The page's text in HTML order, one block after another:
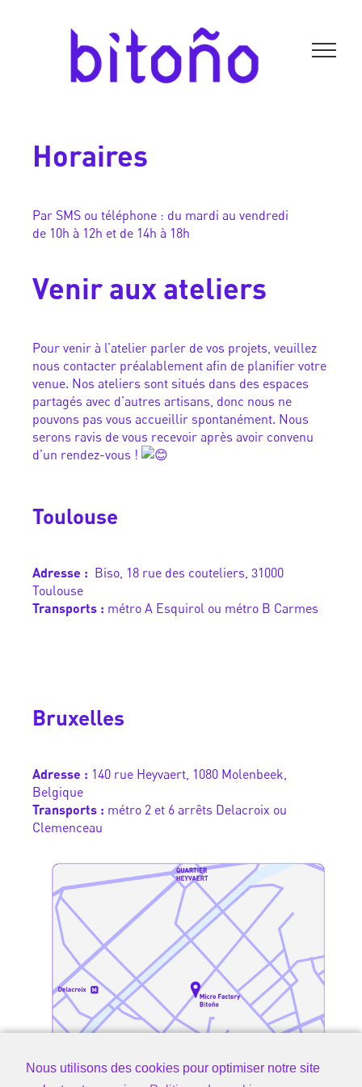
Nous utilisons des cookies pour optimiser notre site
Horaires
Par SMS ou téléphone : du mardi au vendredi
de 10h à 12h et de 14h à 18h
Venir aux ateliers
Pour venir à l’atelier parler de vos projets, veuillez
nous contacter préalablement afin de planifier votre
venue. Nos ateliers sont situés dans des espaces
partagés avec d’autres artisans, donc nous ne
pouvons pas vous accueillir spontanément. Nous
serons ravis de vous recevoir après avoir convenu
d’un rendez-vous !
Toulouse
Adresse : Biso, 18 rue des couteliers, 31000
Toulouse
Transports : métro A Esquirol ou métro B Carmes
Bruxelles
Adresse : 140 rue Heyvaert, 1080 Molenbeek,
Belgique
Transports : métro 2 et 6 arrêts Delacroix ou
Clemenceau